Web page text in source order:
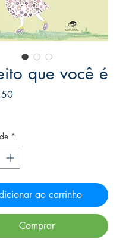
que você é
Preço
*
ao carrinho
Comprar